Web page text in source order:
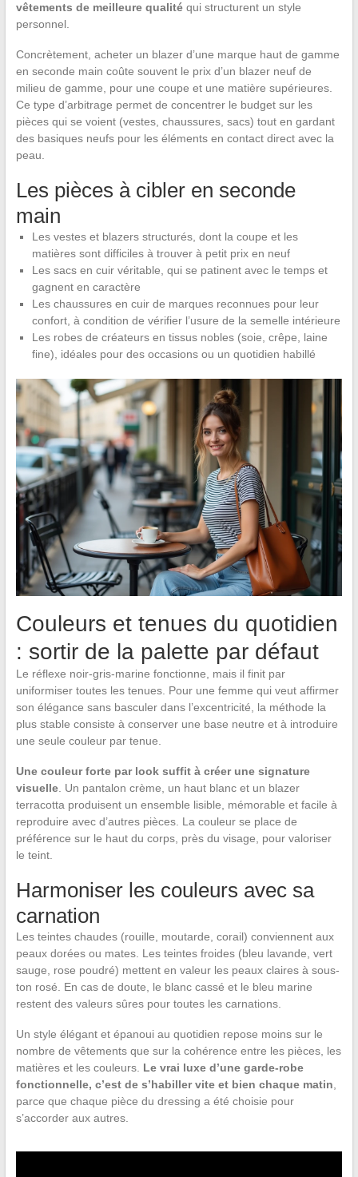
vêtements de meilleure qualitéqui structurent un style
personnel.
Concrètement, acheter un blazer d’une marque haut de gamme
en seconde main coûte souvent le prix d’un blazer neuf de
milieu de gamme, pour une coupe et une matière supérieures.
Ce type d’arbitrage permet de concentrer le budget sur les
pièces qui se voient (vestes, chaussures, sacs) tout en gardant
des basiques neufs pour les éléments en contact direct avec la
peau.
Les pièces à cibler en seconde
main
Les vestes et blazers structurés, dont la coupe et les
matières sont difficiles à trouver à petit prix en neuf
Les sacs en cuir véritable, qui se patinent avec le temps et
gagnent en caractère
Les chaussures en cuir de marques reconnues pour leur
confort, à condition de vérifier l’usure de la semelle intérieure
Les robes de créateurs en tissus nobles (soie, crêpe, laine
fine), idéales pour des occasions ou un quotidien habillé
Couleurs et tenues du quotidien
: sortir de la palette par défaut
Le réflexe noir-gris-marine fonctionne, mais il finit par
uniformiser toutes les tenues. Pour une femme qui veut affirmer
son élégance sans basculer dans l’excentricité, la méthode la
plus stable consiste à conserver une base neutre et à introduire
une seule couleur par tenue.
Une couleur forte par look suffit à créer une signature
visuelle. Un pantalon crème, un haut blanc et un blazer
terracotta produisent un ensemble lisible, mémorable et facile à
reproduire avec d’autres pièces. La couleur se place de
préférence sur le haut du corps, près du visage, pour valoriser
le teint.
Harmoniser les couleurs avec sa
carnation
Les teintes chaudes (rouille, moutarde, corail) conviennent aux
peaux dorées ou mates. Les teintes froides (bleu lavande, vert
sauge, rose poudré) mettent en valeur les peaux claires à sous-
ton rosé. En cas de doute, le blanc cassé et le bleu marine
restent des valeurs sûres pour toutes les carnations.
Un style élégant et épanoui au quotidien repose moins sur le
nombre de vêtements que sur la cohérence entre les pièces, les
matières et les couleurs. Le vrai luxe d’une garde-robe
fonctionnelle, c’est de s’habiller vite et bien chaque matin,
parce que chaque pièce du dressing a été choisie pour
s’accorder aux autres.